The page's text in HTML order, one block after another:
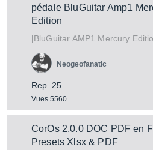
pédale BluGuitar Amp1
Edition
[BluGuitar AMP1 Mercury
Rep. 25
Vues 5560
Neogeofanatic
CorOs 2.0.0 DOC PDF en
Presets Xlsx & PDF